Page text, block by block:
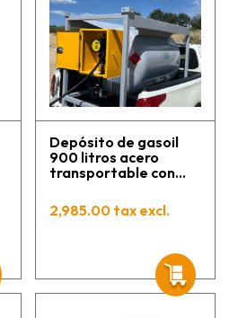
Depósito de gasoil
900 litros acero
transportable con
Homologación ADR
2,985.00 tax excl.